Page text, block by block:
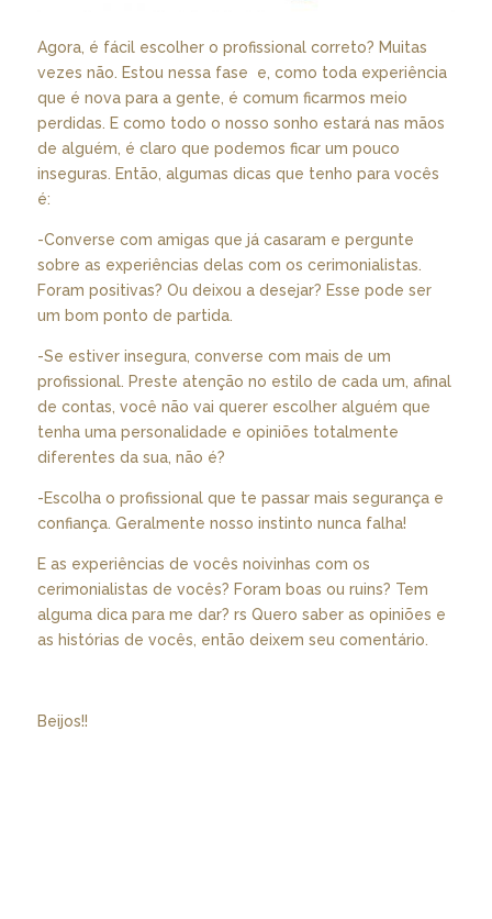
Agora, é fácil escolher o profissional correto? Muitas
vezes não. Estou nessa fase e, como toda experiência
que é nova para a gente, é comum ficarmos meio
perdidas. E como todo o nosso sonho estará nas mãos
de alguém, é claro que podemos ficar um pouco
inseguras. Então, algumas dicas que tenho para vocês
é:
-Converse com amigas que já casaram e pergunte
sobre as experiências delas com os cerimonialistas.
Foram positivas? Ou deixou a desejar? Esse pode ser
um bom ponto de partida.
-Se estiver insegura, converse com mais de um
profissional. Preste atenção no estilo de cada um, afinal
de contas, você não vai querer escolher alguém que
tenha uma personalidade e opiniões totalmente
diferentes da sua, não é?
-Escolha o profissional que te passar mais segurança e
confiança. Geralmente nosso instinto nunca falha!
E as experiências de vocês noivinhas com os
cerimonialistas de vocês? Foram boas ou ruins? Tem
alguma dica para me dar? rs Quero saber as opiniões e
as histórias de vocês, então deixem seu comentário.
Beijos!!